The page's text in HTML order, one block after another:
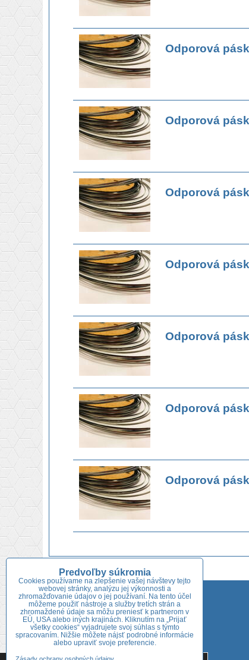
Odporová
Odporová
Odporová
Odporová
Odporová
Odporová
Odporová
Adresa predajne:
Niklová 722/54
926 01 Sereď
Tel.:+421 918 689 753
Predvoľby súkromia
Cookies používame na zlepšenie vašej návštevy tejto
webovej stránky, analýzu jej výkonnosti a
zhromažďovanie údajov o jej používaní. Na tento účel
môžeme použiť nástroje a služby tretích strán a
zhromaždené údaje sa môžu preniesť k partnerom v
EÚ, USA alebo iných krajinách. Kliknutím na „Prijať
všetky cookies“ vyjadrujete svoj súhlas s týmto
spracovaním. Nižšie môžete nájsť podrobné informácie
alebo upraviť svoje preferencie.
Tieto internetové stránky používajú súbory cookies. Bližšie